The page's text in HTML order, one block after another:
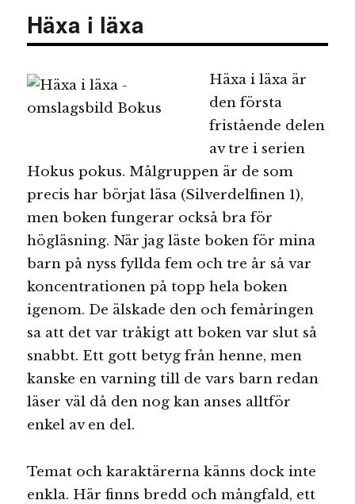
kalas
Häxa i läxa
Häxa i läxa är
den första
fristående delen
av tre i serien
Hokus pokus. Målgruppen är de som
precis har börjat läsa (Silverdelfinen 1),
men boken fungerar också bra för
högläsning. När jag läste boken för mina
barn på nyss fyllda fem och tre år så var
koncentrationen på topp hela boken
igenom. De älskade den och femåringen
sa att det var tråkigt att boken var slut så
snabbt. Ett gott betyg från henne, men
kanske en varning till de vars barn redan
läser väl då den nog kan anses alltför
enkel av en del.
Temat och karaktärerna känns dock inte
enkla. Här finns bredd och mångfald, ett